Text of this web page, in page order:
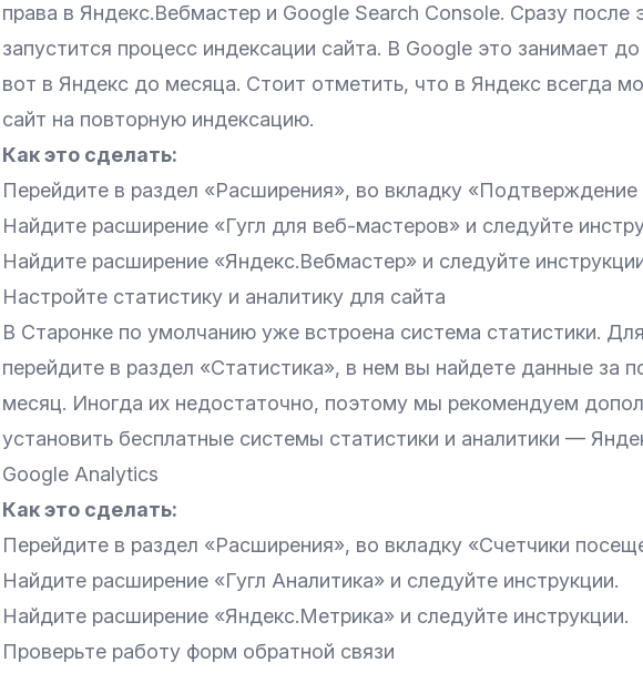
права в Яндекс.Вебмастери Google Search Console. Сразу после
запустится процесс индексации сайта. В Google это занимает
вот в Яндекс до месяца. Стоит отметить, что в Яндекс всегда
сайт на повторную индексацию.
Как это сделать:
Перейдите в раздел «Расширения», во вкладку «Подтверждение
Найдите расширение «Гугл для веб-мастеров» и следуйте
Найдите расширение «Яндекс.Вебмастер» и следуйте
Настройте статистику и аналитику для сайта
В Старонке по умолчанию уже встроена система статистики.
перейдите в раздел «Статистика», в нем вы найдете данные за
месяц. Иногда их недостаточно, поэтому мы рекомендуем
установить бесплатные системы статистики и аналитики —
Google Analytics
Как это сделать:
Перейдите в раздел «Расширения», во вкладку «Счетчики
Найдите расширение «Гугл Аналитика» и следуйте инструкции.
Найдите расширение «Яндекс.Метрика» и следуйте инструкции.
Проверьте работу форм обратной связи